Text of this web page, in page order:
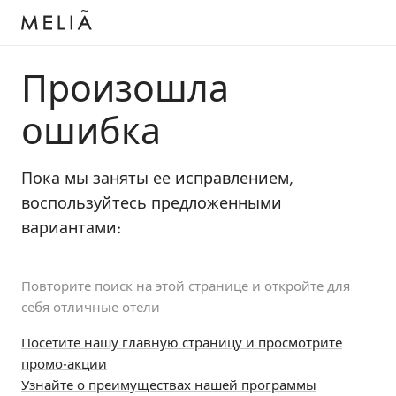
Произошла
ошибка
Пока мы заняты ее исправлением,
воспользуйтесь предложенными
вариантами:
Повторите поиск на этой странице и откройте для
себя отличные отели
Посетите нашу главную страницу и просмотрите
промо-акции
Узнайте о преимуществах нашей программы